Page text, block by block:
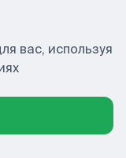
вас, используя